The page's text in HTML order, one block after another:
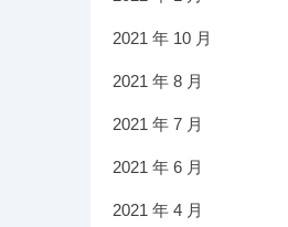
2021 年 10 月
2021 年 8 月
2021 年 7 月
2021 年 6 月
2021 年 4 月